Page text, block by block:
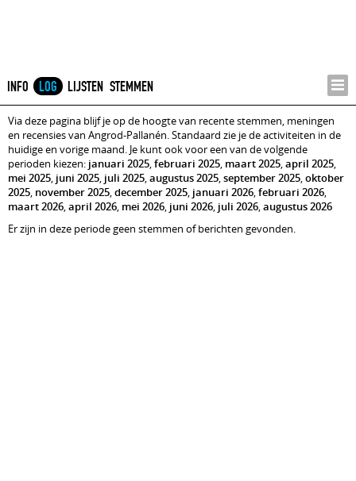
INFO LOG LIJSTEN STEMMEN
Via deze pagina blijf je op de hoogte van recente stemmen, meningen
en recensies van Angrod-Pallanén. Standaard zie je de activiteiten in de
huidige en vorige maand. Je kunt ook voor een van de volgende
perioden kiezen: januari 2025,februari 2025, maart 2025,april 2025,
mei 2025, juni 2025, juli 2025,augustus 2025,september 2025,oktober
2025, november 2025,december 2025, januari 2026,februari 2026,
maart 2026,april 2026, mei 2026, juni 2026, juli 2026,augustus 2026
Er zijn in deze periode geen stemmen of berichten gevonden.